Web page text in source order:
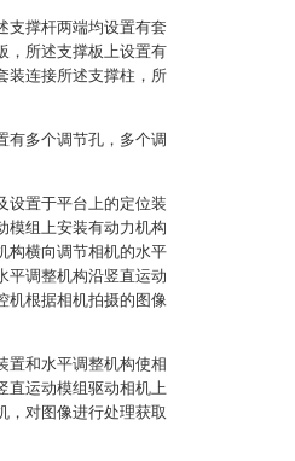
支撑杆两端均设置有套
，所述支撑板上设置有
装连接所述支撑柱，所
有多个调节孔，多个调
设置于平台上的定位装
模组上安装有动力机构
构横向调节相机的水平
平调整机构沿竖直运动
机根据相机拍摄的图像
置和水平调整机构使相
直运动模组驱动相机上
，对图像进行处理获取